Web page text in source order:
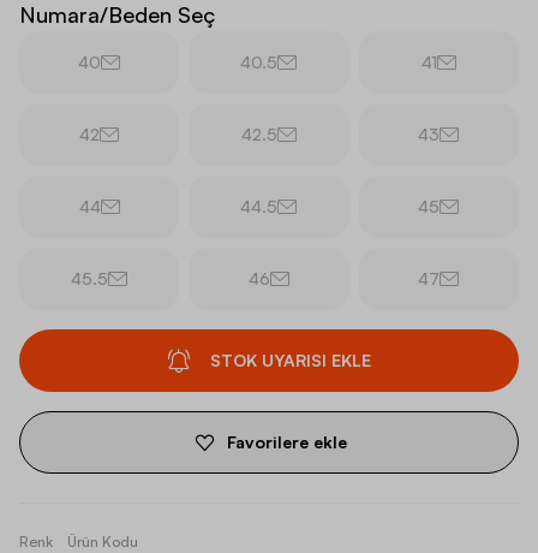
Numara/Beden Seç
40 40.5 41
42 42.5 43
44 44.5 45
45.5 46 47
STOK UYARISI EKLE
Favorilere ekle
Renk Ürün Kodu